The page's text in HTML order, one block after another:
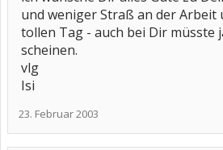
und weniger Straß an der Arbeit
tollen Tag - auch bei Dir müsste
scheinen.
vlg
Isi
23. Februar 2003